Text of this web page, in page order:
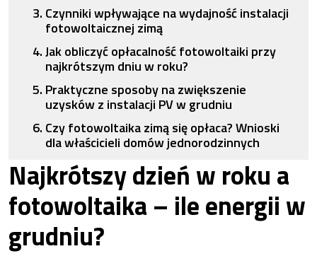
Czynniki wpływające na wydajność instalacji
fotowoltaicznej zimą
Jak obliczyć opłacalność fotowoltaiki przy
najkrótszym dniu w roku?
Praktyczne sposoby na zwiększenie
uzysków z instalacji PV w grudniu
Czy fotowoltaika zimą się opłaca? Wnioski
dla właścicieli domów jednorodzinnych
Najkrótszy dzień w roku a
fotowoltaika – ile energii w
grudniu?